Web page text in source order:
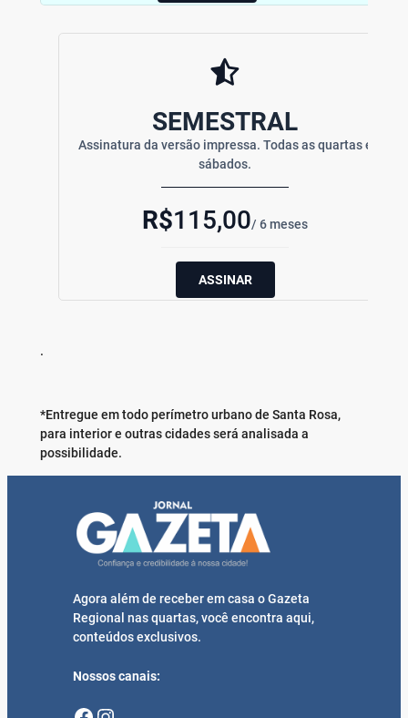
SEMESTRAL
Assinatura da versão impressa. Todas as quartas e
sábados.
R$115,00/ 6 meses
ASSINAR
.
*Entregue em todo perímetro urbano de Santa Rosa,
para interior e outras cidades será analisada a
possibilidade.
Agora além de receber em casa o Gazeta
Regional nas quartas, você encontra aqui,
conteúdos exclusivos.
Nossos canais: